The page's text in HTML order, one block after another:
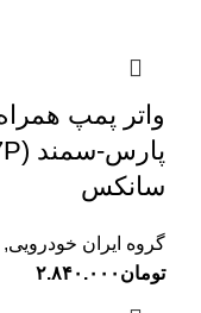
سانکس
گروه ایران خودرویی,
تومان ۲.۸۴۰.۰۰۰